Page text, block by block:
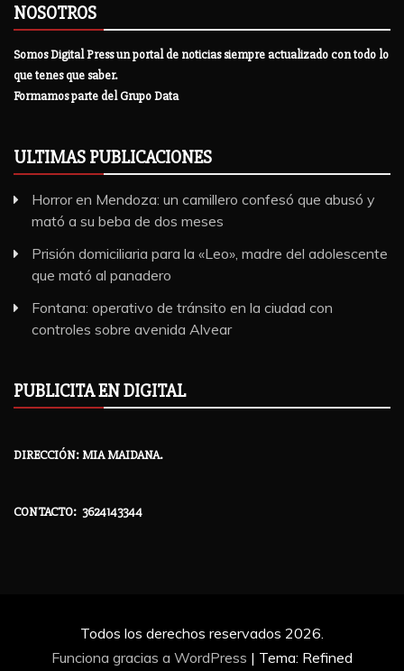
NOSOTROS
Somos Digital Press un portal de noticias siempre actualizado con todo lo
que tenes que saber.
Formamos parte del Grupo Data
ULTIMAS PUBLICACIONES
Horror en Mendoza: un camillero confesó que abusó y
mató a su beba de dos meses
Prisión domiciliaria para la «Leo», madre del adolescente
que mató al panadero
Fontana: operativo de tránsito en la ciudad con
controles sobre avenida Alvear
PUBLICITA EN DIGITAL
DIRECCIÓN: MIA MAIDANA.
CONTACTO: 3624143344
Todos los derechos reservados 2026.
Funciona gracias a WordPress | Tema: Refined